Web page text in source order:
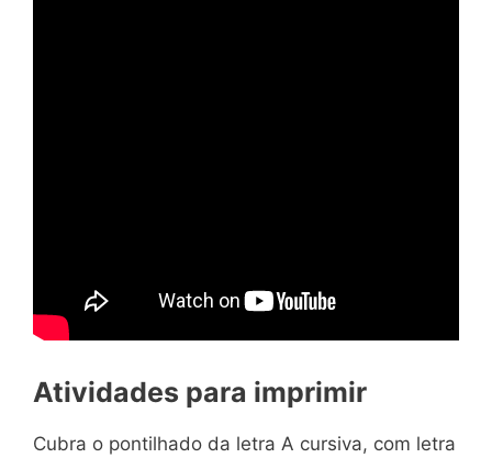
Atividades para imprimir
Cubra o pontilhado da letra A cursiva, com letra